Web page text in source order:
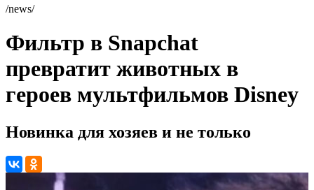
/news/
Фильтр в Snapchat
превратит животных в
героев мультфильмов Disney
Новинка для хозяев и не только